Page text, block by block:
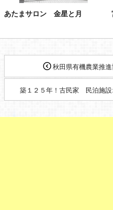
あたまサロン 金星と月
秋田県有機農業推
築１２５年！古民家 民泊施設